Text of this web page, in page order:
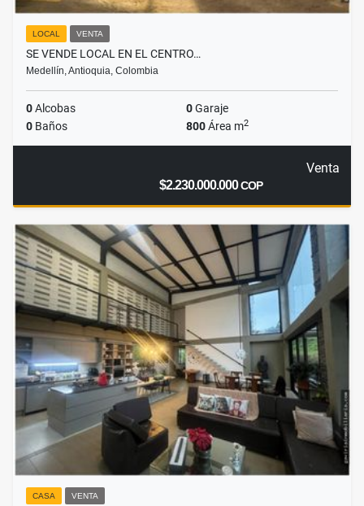
LOCAL VENTA
SE VENDE LOCAL EN EL CENTRO…
Medellín, Antioquia, Colombia
0Alcobas 0Garaje
0 Baños 800Área m2
Venta
$2.230.000.000COP
CASA VENTA